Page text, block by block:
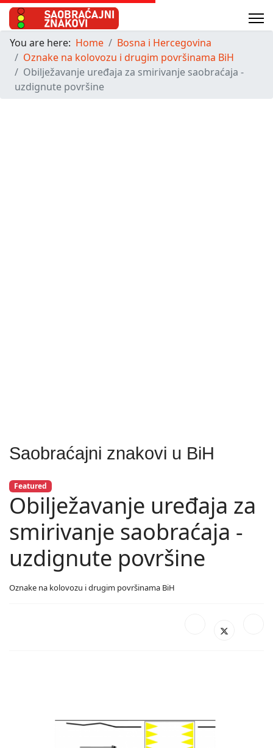
You are here: Home
Bosna i Hercegovina
Oznake na kolovozu i drugim površinama BiH
Obilježavanje uređaja za smirivanje saobraćaja -
uzdignute površine
Saobraćajni znakovi u BiH
Featured
Obilježavanje uređaja za
smirivanje saobraćaja -
uzdignute površine
Oznake na kolovozu i drugim površinama BiH